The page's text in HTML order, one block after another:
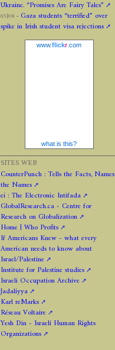
Ukraine. “Promises Are Fairy Tales”
05|08 – Gaza students “terrified” over
spike in Irish student visa rejections
www.flickr.com
what is this?
SITES WEB
CounterPunch : Tells the Facts, Names
the Names
ei : The Electronic Intifada
GlobalResearch.ca - Centre for
Research on Globalization
Home | Who Profits
If Americans Knew - what every
American needs to know about
Israel/Palestine
Institute for Palestine studies
Israeli Occupation Archive
Jadaliyya
Karl reMarks
Réseau Voltaire
Yesh Din - Israeli Human Rights
Organizations